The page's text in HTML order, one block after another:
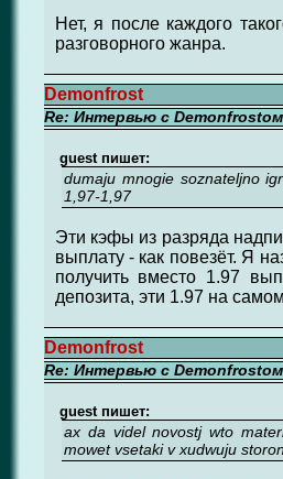
Нет, я после каждого
разговорного жанра.
Demonfrost
Re: Интервью с
guest пишет:
dumaju mnogie soznateljno
1,97-1,97
Эти кэфы из разряда
выплату - как повезёт. Я
получить вместо 1.97
депозита, эти 1.97 на
Demonfrost
Re: Интервью с
guest пишет:
ax da videl novostj wto
mowet vsetaki v xudwuju